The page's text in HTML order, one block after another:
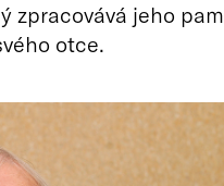
zpracovává jeho
otce.